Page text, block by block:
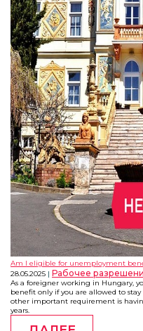
Am I eligible for unemployment
28.05.2025
Рабочее
As a foreigner working in Hungary,
benefit only if you are allowed to
other important requirement is
years.